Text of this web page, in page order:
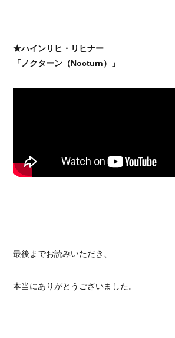
★ハインリヒ・リヒナー
「ノクターン（Nocturn）」
最後までお読みいただき、
本当にありがとうございました。